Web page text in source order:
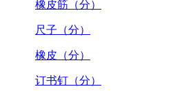
橡皮筋（分）
尺子（分）
橡皮（分）
订书钉（分）